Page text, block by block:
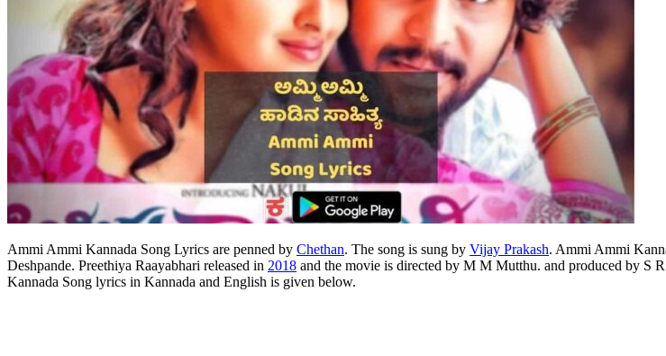
Ammi Ammi Kannada Song Lyrics are penned by Chethan. The song is sung by Vijay Prakash. Ammi Ammi
Deshpande. Preethiya Raayabhari released in 2018 and the movie is directed by M M Mutthu. and produced by S
Kannada Song lyrics in Kannada and English is given below.